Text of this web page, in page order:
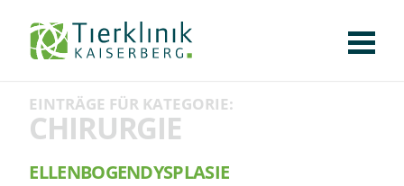
KLINIK
CHIRURGIE
AUGENHEILKUNDE
KARDIOLOGIE
BILDGEBUNG
INNERE MEDIZIN
WEITERE
AKTUELLES
LEXIKON
Tierklinik
Kaiserberg
EINTRÄGE FÜR KATEGORIE:
CHIRURGIE
ELLENBOGENDYSPLASIE